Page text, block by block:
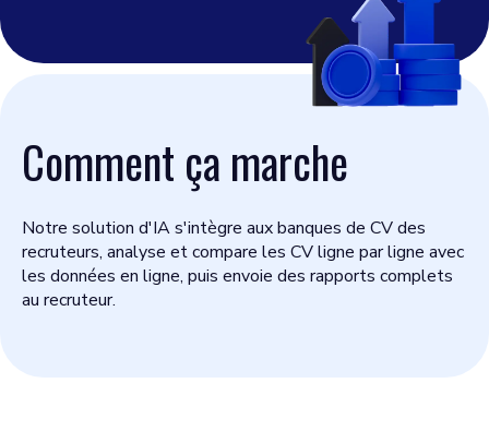
Comment ça marche
Notre solution d'IA s'intègre aux banques de CV des
recruteurs, analyse et compare les CV ligne par ligne avec
les données en ligne, puis envoie des rapports complets
au recruteur.